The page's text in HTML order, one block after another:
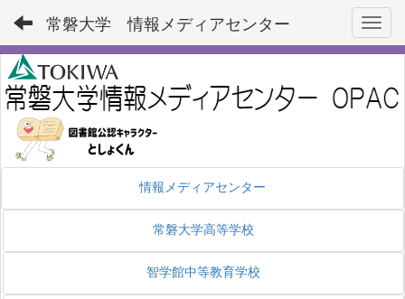
常磐大学 情報メディアセンター
情報メディアセンター
常磐大学高等学校
智学館中等教育学校